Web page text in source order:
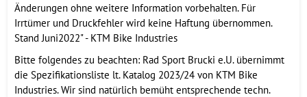
Änderungen ohne weitere Information vorbehalten. Für
Irrtümer und Druckfehler wird keine Haftung übernommen.
Stand Juni2022" - KTM Bike Industries
Bitte folgendes zu beachten: Rad Sport Brucki e.U. übernimmt
die Spezifikationsliste lt. Katalog 2023/24 von KTM Bike
Industries. Wir sind natürlich bemüht entsprechende techn.